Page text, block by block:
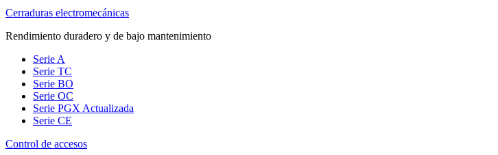
Cerraduras electromecánicas
Rendimiento duradero y de bajo mantenimiento
Serie A
Serie TC
Serie BO
Serie OC
Serie PGX Actualizada
Serie CE
Control de accesos